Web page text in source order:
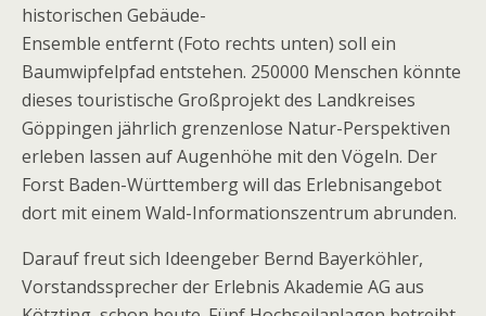
historischen Gebäude-
Ensemble entfernt (Foto rechts unten) soll ein
Baumwipfelpfad entstehen. 250000 Menschen könnte
dieses touristische Großprojekt des Landkreises
Göppingen jährlich grenzenlose Natur-Perspektiven
erleben lassen auf Augenhöhe mit den Vögeln. Der
Forst Baden-Württemberg will das Erlebnisangebot
dort mit einem Wald-Informationszentrum abrunden.
Darauf freut sich Ideengeber Bernd Bayerköhler,
Vorstandssprecher der Erlebnis Akademie AG aus